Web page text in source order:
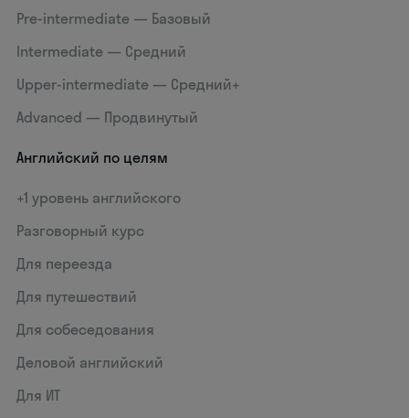
Pre-intermediate — Базовый
Intermediate — Средний
Upper-intermediate — Средний+
Advanced — Продвинутый
Английский по целям
+1 уровень английского
Разговорный курс
Для переезда
Для путешествий
Для собеседования
Деловой английский
Для ИТ